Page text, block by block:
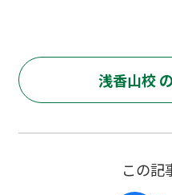
浅香山校
この記